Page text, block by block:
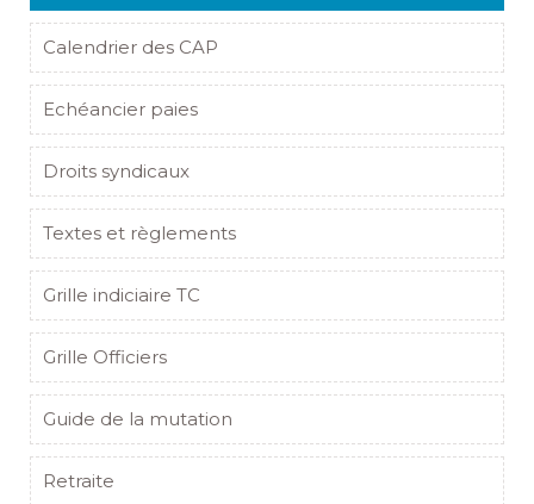
Calendrier des CAP
Echéancier paies
Droits syndicaux
Textes et règlements
Grille indiciaire TC
Grille Officiers
Guide de la mutation
Retraite